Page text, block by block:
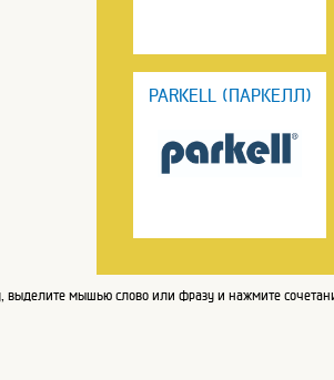
PARKELL (ПАРКЕЛЛ)
выделите мышью слово или фразу и нажмите